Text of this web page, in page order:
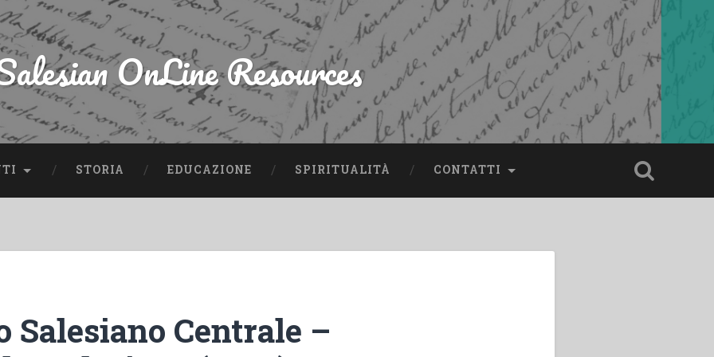
OnLine Resources
STORIA EDUCAZIONE SPIRITUALITÀ CONTATTI
Centrale –